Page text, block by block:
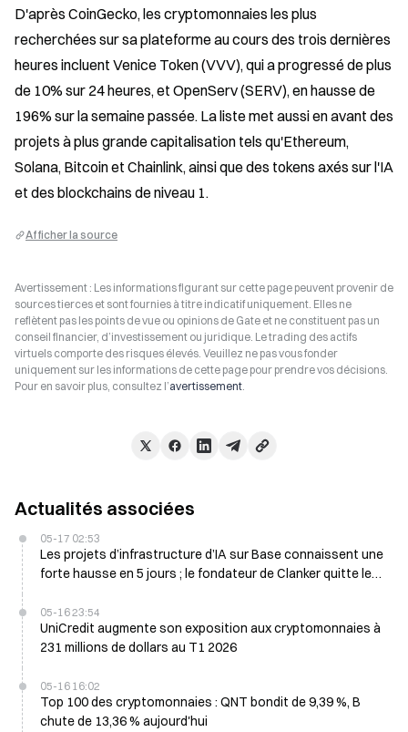
D'après CoinGecko, les cryptomonnaies les plus
recherchées sur sa plateforme au cours des trois dernières
heures incluent Venice Token (VVV), qui a progressé de plus
de 10% sur 24 heures, et OpenServ (SERV), en hausse de
196% sur la semaine passée. La liste met aussi en avant des
projets à plus grande capitalisation tels qu'Ethereum,
Solana, Bitcoin et Chainlink, ainsi que des tokens axés sur l'IA
et des blockchains de niveau 1.
Afficher la source
Avertissement : Les informations figurant sur cette page peuvent provenir de
sources tierces et sont fournies à titre indicatif uniquement. Elles ne
reflètent pas les points de vue ou opinions de Gate et ne constituent pas un
conseil financier, d’investissement ou juridique. Le trading des actifs
virtuels comporte des risques élevés. Veuillez ne pas vous fonder
uniquement sur les informations de cette page pour prendre vos décisions.
Pour en savoir plus, consultez l’avertissement.
Actualités associées
05-17 02:53
Les projets d’infrastructure d’IA sur Base connaissent une
forte hausse en 5 jours ; le fondateur de Clanker quitte les
05-16 23:54
UniCredit augmente son exposition aux cryptomonnaies à
231 millions de dollars au T1 2026
05-16 16:02
Top 100 des cryptomonnaies : QNT bondit de 9,39 %, B
chute de 13,36 % aujourd'hui